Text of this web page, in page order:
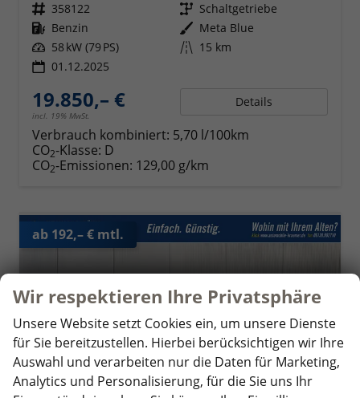
Fahrzeugnr. 358122 Getriebe Schaltgetriebe
Kraftstoff Benzin Außenfarbe Meta Blue
Leistung 58 kW (79 PS) Kilometerstand 15 km
01.12.2025
19.850,– €
incl. 19% MwSt.
Details
Verbrauch kombiniert: 5,70 l/100km
CO2-Klasse: D
CO2-Emissionen: 129,00 g/km
ab 192,– € mtl.
Wir respektieren Ihre Privatsphäre
Unsere Website setzt Cookies ein, um unsere Dienste
für Sie bereitzustellen. Hierbei berücksichtigen wir Ihre
Auswahl und verarbeiten nur die Daten für Marketing,
Analytics und Personalisierung, für die Sie uns Ihr